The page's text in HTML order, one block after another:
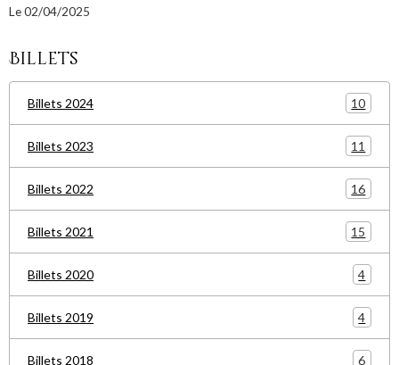
Le 02/04/2025
Billets
Billets 2024 10
Billets 2023 11
Billets 2022 16
Billets 2021 15
Billets 2020 4
Billets 2019 4
Billets 2018 6